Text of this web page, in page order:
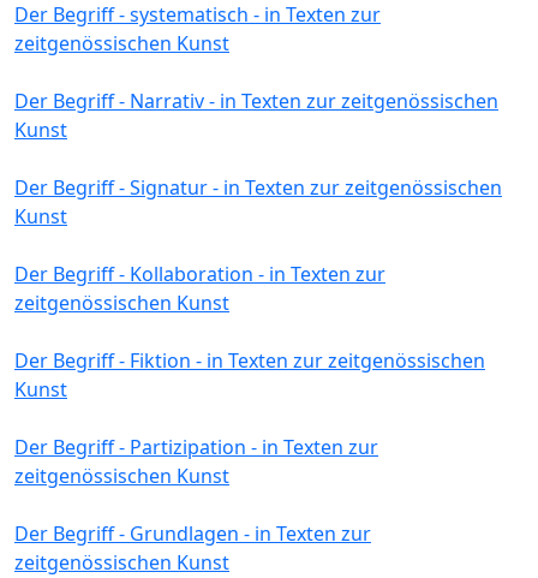
Der Begriff - systematisch - in Texten zur
zeitgenössischen Kunst
Der Begriff - Narrativ - in Texten zur zeitgenössischen
Kunst
Der Begriff - Signatur - in Texten zur zeitgenössischen
Kunst
Der Begriff - Kollaboration - in Texten zur
zeitgenössischen Kunst
Der Begriff - Fiktion - in Texten zur zeitgenössischen
Kunst
Der Begriff - Partizipation - in Texten zur
zeitgenössischen Kunst
Der Begriff - Grundlagen - in Texten zur
zeitgenössischen Kunst